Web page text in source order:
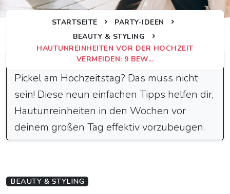
STARTSEITE
PARTY-IDEEN
BEAUTY & STYLING
HAUTUNREINHEITEN VOR DER HOCHZEIT
VERMEIDEN: 9 BEW...
Schnelle Antwort
Pickel am Hochzeitstag? Das muss nicht
sein! Diese neun einfachen Tipps helfen dir,
Hautunreinheiten in den Wochen vor
deinem großen Tag effektiv vorzubeugen.
BEAUTY & STYLING